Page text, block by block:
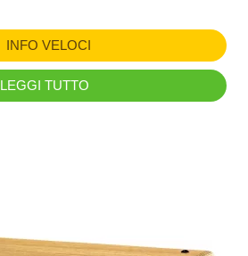
INFO VELOCI
LEGGI TUTTO